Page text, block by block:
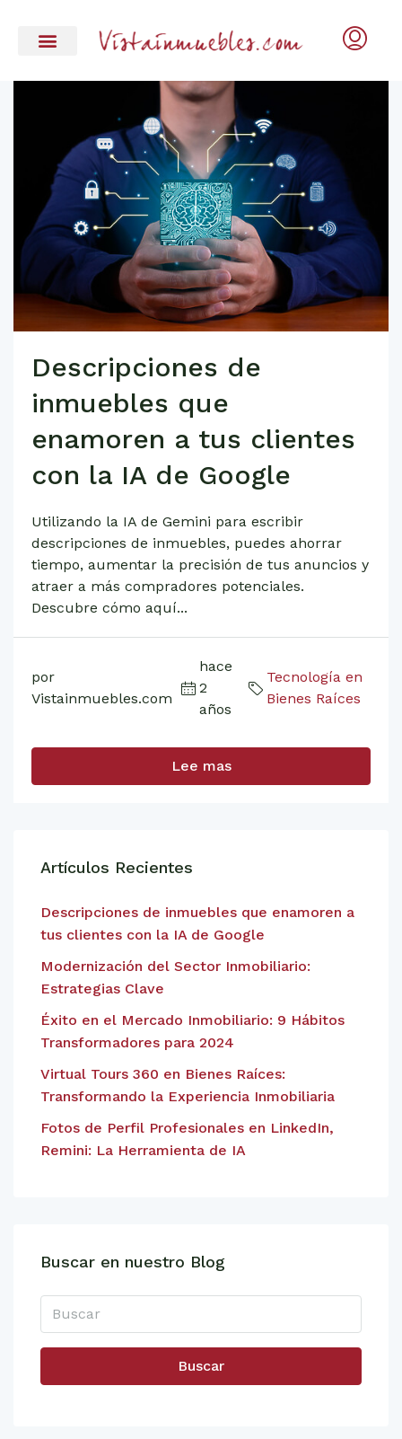
Descripciones de
inmuebles que
enamoren a tus clientes
con la IA de Google
Utilizando la IA de Gemini para escribir
descripciones de inmuebles, puedes ahorrar
tiempo, aumentar la precisión de tus anuncios y
atraer a más compradores potenciales.
Descubre cómo aquí...
por
Vistainmuebles.com
hace
2
años
Tecnología en
Bienes Raíces
Lee mas
Artículos Recientes
Descripciones de inmuebles que enamoren a
tus clientes con la IA de Google
Modernización del Sector Inmobiliario:
Estrategias Clave
Éxito en el Mercado Inmobiliario: 9 Hábitos
Transformadores para 2024
Virtual Tours 360 en Bienes Raíces:
Transformando la Experiencia Inmobiliaria
Fotos de Perfil Profesionales en LinkedIn,
Remini: La Herramienta de IA
Buscar en nuestro Blog
Buscar